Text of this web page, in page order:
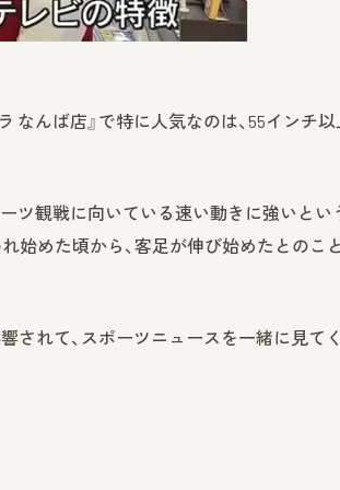
なんば店』で特に人気なのは、55インチ以
ーツ観戦に向いている速い動きに強いとい
始めた頃から、客足が伸び始めたとのこ
されて、スポーツニュースを一緒に見て